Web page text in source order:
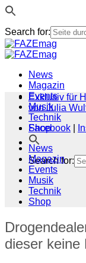
Search for:
Zum
Inhalt
News
Magazin
Events
Musik
Technik
Shop
Search for:
Exklusiv für
von Julia
Facebook
News
Magazin
Events
Musik
Technik
Shop
dieser keine